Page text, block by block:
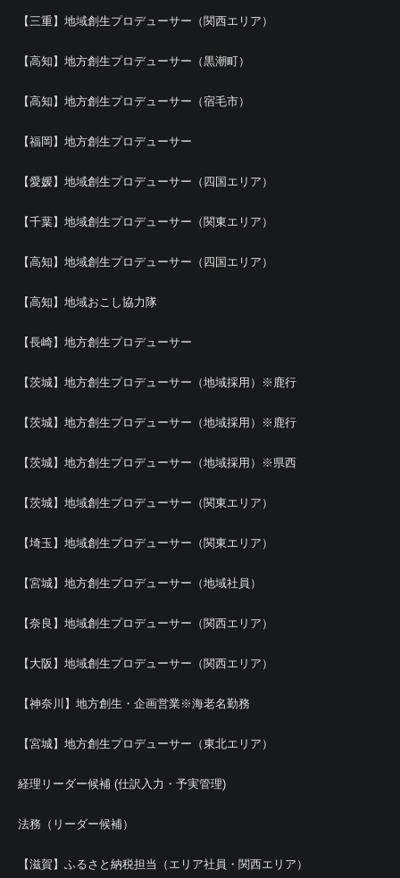
【三重】地域創生プロデューサー（関西エリア）
【高知】地方創生プロデューサー（黒潮町）
【高知】地方創生プロデューサー（宿毛市）
【福岡】地方創生プロデューサー
【愛媛】地域創生プロデューサー（四国エリア）
【千葉】地域創生プロデューサー（関東エリア）
【高知】地域創生プロデューサー（四国エリア）
【高知】地域おこし協力隊
【長崎】地方創生プロデューサー
【茨城】地方創生プロデューサー（地域採用）※鹿行
【茨城】地方創生プロデューサー（地域採用）※鹿行
【茨城】地方創生プロデューサー（地域採用）※県西
【茨城】地域創生プロデューサー（関東エリア）
【埼玉】地域創生プロデューサー（関東エリア）
【宮城】地方創生プロデューサー（地域社員）
【奈良】地域創生プロデューサー（関西エリア）
【大阪】地域創生プロデューサー（関西エリア）
【神奈川】地方創生・企画営業※海老名勤務
【宮城】地方創生プロデューサー（東北エリア）
経理リーダー候補 (仕訳入力・予実管理)
法務（リーダー候補）
【滋賀】ふるさと納税担当（エリア社員・関西エリア）